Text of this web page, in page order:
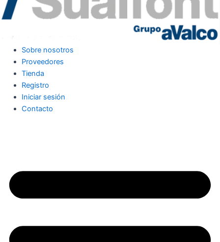
Sobre nosotros
Proveedores
Tienda
Registro
Iniciar sesión
Contacto